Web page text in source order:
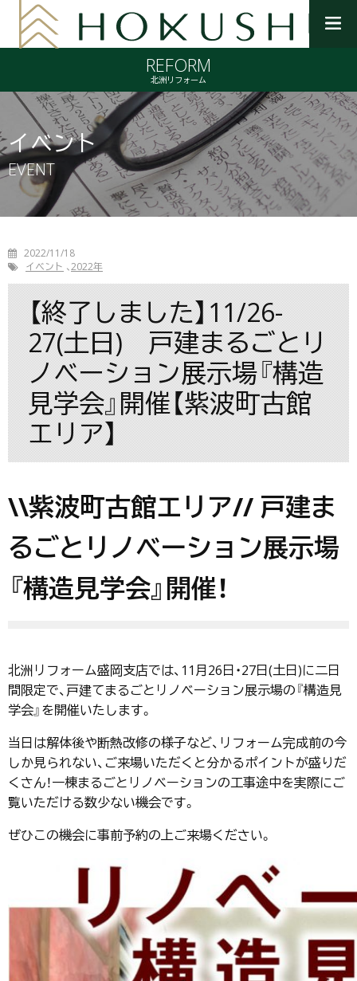
を
開
く
REFORM
北洲リフォーム
イベント
EVENT
2022/11/18
イベント
2022年
【終了しました】11/26-
27(土日) 戸建まるごとリ
ノベーション展示場『構造
見学会』開催【紫波町古館
エリア】
\\紫波町古館エリア// 戸建ま
るごとリノベーション展示場
『構造見学会』開催！
北洲リフォーム盛岡支店では、11月26日・27日(土日)に二日
間限定で、戸建てまるごとリノベーション展示場の『構造見
学会』を開催いたします。
当日は解体後や断熱改修の様子など、リフォーム完成前の今
しか見られない、ご来場いただくと分かるポイントが盛りだ
くさん！一棟まるごとリノベーションの工事途中を実際にご
覧いただける数少ない機会です。
ぜひこの機会に事前予約の上ご来場ください。